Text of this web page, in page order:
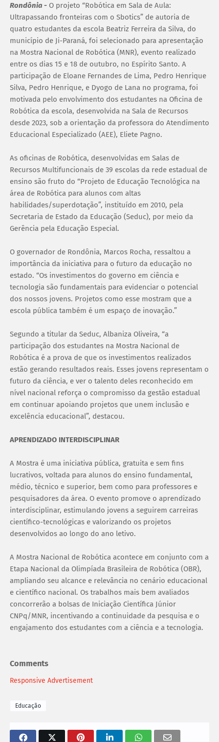
Rondônia - O projeto “Robótica em Sala de Aula:
Ultrapassando fronteiras com o Sbotics” de autoria de
quatro estudantes da escola Beatriz Ferreira da Silva, do
município de Ji-Paraná, foi selecionado para apresentação
na Mostra Nacional de Robótica (MNR), evento realizado
entre os dias 15 e 18 de outubro, no Espírito Santo. A
participação de Eloane Fernandes de Lima, Pedro Henrique
Silva, Pedro Henrique, e Dyogo de Lana no programa, foi
motivada pelo envolvimento dos estudantes na Oficina de
Robótica da escola, desenvolvida na Sala de Recursos
desde 2023, sob a orientação da professora do Atendimento
Educacional Especializado (AEE), Eliete Pagno.
As oficinas de Robótica, desenvolvidas em Salas de
Recursos Multifuncionais de 39 escolas da rede estadual de
ensino são fruto do “Projeto de Educação Tecnológica na
área de Robótica para alunos com altas
habilidades/superdotação”, instituído em 2010, pela
Secretaria de Estado da Educação (Seduc), por meio da
Gerência pela Educação Especial.
O governador de Rondônia, Marcos Rocha, ressaltou a
importância da iniciativa para o futuro da educação no
estado. “Os investimentos do governo em ciência e
tecnologia são fundamentais para evidenciar o potencial
dos nossos jovens. Projetos como esse mostram que a
escola pública também é um espaço de inovação.”
Segundo a titular da Seduc, Albaniza Oliveira, “a
participação dos estudantes na Mostra Nacional de
Robótica é a prova de que os investimentos realizados
estão gerando resultados reais. Esses jovens representam o
futuro da ciência, e ver o talento deles reconhecido em
nível nacional reforça o compromisso da gestão estadual
em continuar apoiando projetos que unem inclusão e
excelência educacional”, destacou.
APRENDIZADO INTERDISCIPLINAR
A Mostra é uma iniciativa pública, gratuita e sem fins
lucrativos, voltada para alunos do ensino fundamental,
médio, técnico e superior, bem como para professores e
pesquisadores da área. O evento promove o aprendizado
interdisciplinar, estimulando jovens a seguirem carreiras
científico-tecnológicas e valorizando os projetos
desenvolvidos ao longo do ano letivo.
A Mostra Nacional de Robótica acontece em conjunto com a
Etapa Nacional da Olimpíada Brasileira de Robótica (OBR),
ampliando seu alcance e relevância no cenário educacional
e científico nacional. Os trabalhos mais bem avaliados
concorrerão a bolsas de Iniciação Científica Júnior
CNPq/MNR, incentivando a continuidade da pesquisa e o
engajamento dos estudantes com a ciência e a tecnologia.
Comments
Responsive Advertisement
Educação